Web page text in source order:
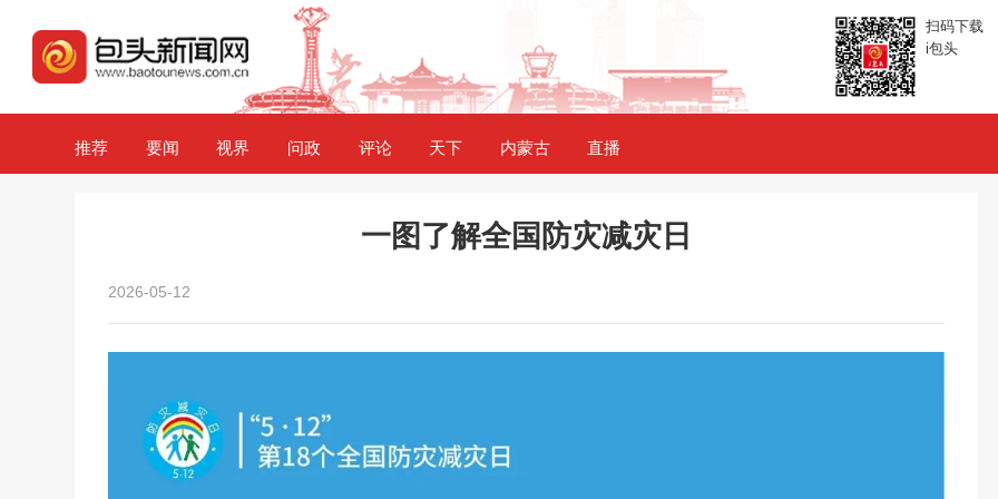
扫码下载
i包头
推荐 要闻 视界 问政 评论 天下 内蒙古 直播
一图了解全国防灾减灾日
2026-05-12